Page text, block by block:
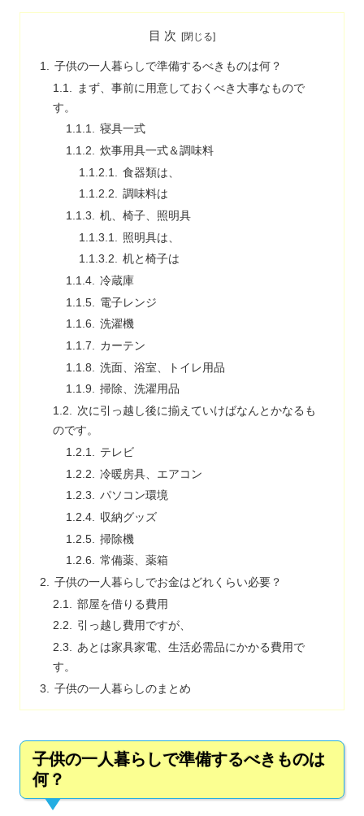
目 次
子供の一人暮らしで準備するべきものは何？
まず、事前に用意しておくべき大事なもので
す。
寝具一式
炊事用具一式＆調味料
食器類は、
調味料は
机、椅子、照明具
照明具は、
机と椅子は
冷蔵庫
電子レンジ
洗濯機
カーテン
洗面、浴室、トイレ用品
掃除、洗濯用品
次に引っ越し後に揃えていけばなんとかなるも
のです。
テレビ
冷暖房具、エアコン
パソコン環境
収納グッズ
掃除機
常備薬、薬箱
子供の一人暮らしでお金はどれくらい必要？
部屋を借りる費用
引っ越し費用ですが、
あとは家具家電、生活必需品にかかる費用で
す。
子供の一人暮らしのまとめ
子供の一人暮らしで準備するべきものは
何？